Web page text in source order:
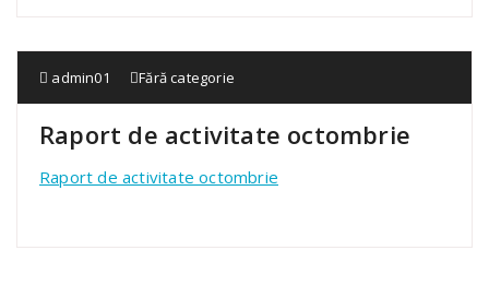
admin01 Fără categorie
Raport de activitate octombrie
Raport de activitate octombrie